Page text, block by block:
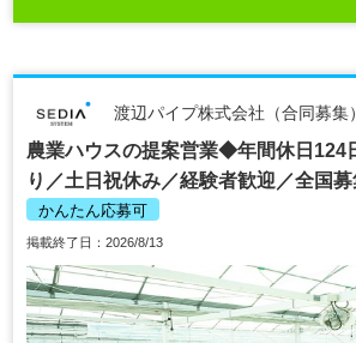
渡辺パイプ株式会社（合同募集）
農業ハウスの提案営業◆年間休日124
り／土日祝休み／経験者歓迎／全国
かんたん応募可
掲載終了日：2026/8/13